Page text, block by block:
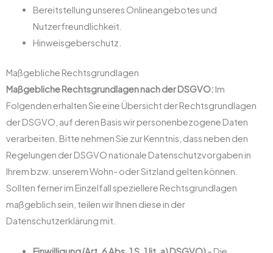
Bereitstellung unseres Onlineangebotes und
Nutzerfreundlichkeit.
Hinweisgeberschutz.
Maßgebliche Rechtsgrundlagen
Maßgebliche Rechtsgrundlagen nach der DSGVO: Im
Folgenden erhalten Sie eine Übersicht der Rechtsgrundlagen
der DSGVO, auf deren Basis wir personenbezogene Daten
verarbeiten. Bitte nehmen Sie zur Kenntnis, dass neben den
Regelungen der DSGVO nationale Datenschutzvorgaben in
Ihrem bzw. unserem Wohn- oder Sitzland gelten können.
Sollten ferner im Einzelfall speziellere Rechtsgrundlagen
maßgeblich sein, teilen wir Ihnen diese in der
Datenschutzerklärung mit.